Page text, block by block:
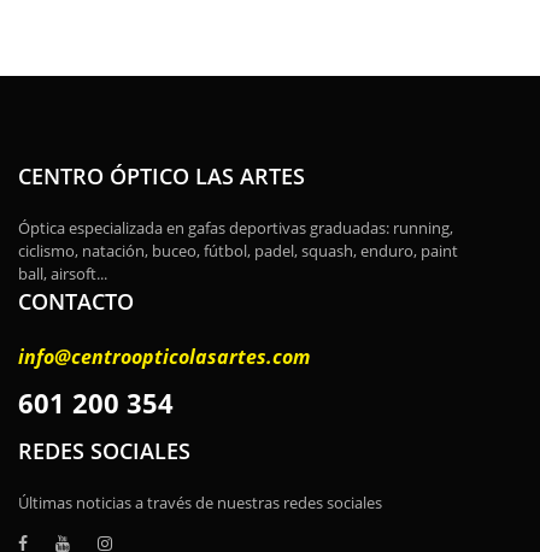
CENTRO ÓPTICO LAS ARTES
Óptica especializada en gafas deportivas graduadas: running,
ciclismo, natación, buceo, fútbol, padel, squash, enduro, paint
ball, airsoft...
CONTACTO
info@centroopticolasartes.com
601 200 354
REDES SOCIALES
Últimas noticias a través de nuestras redes sociales